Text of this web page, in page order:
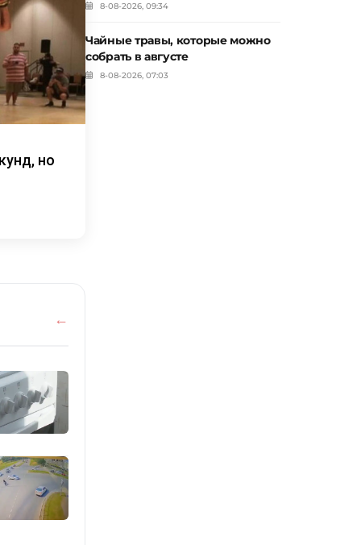
но
8-08-2026, 09:34
Чайные травы, которые можно
собрать в августе
8-08-2026, 07:03